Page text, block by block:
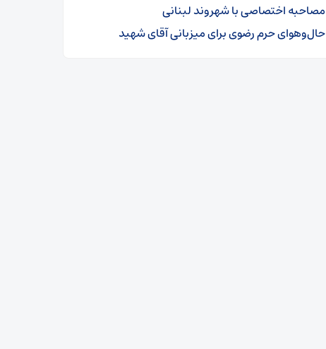
مصاحبه اختصاصی با شهروند لبنانی
حال‌وهوای حرم رضوی برای میزبانی آقای شهید